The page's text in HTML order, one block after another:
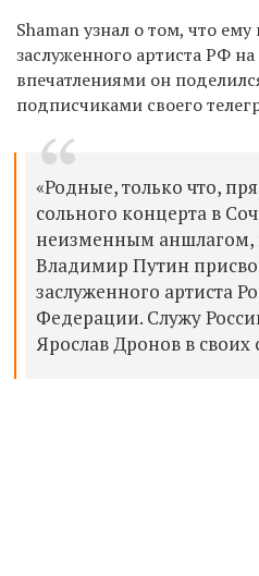
Shaman узнал о том, что
заслуженного артиста РФ
впечатлениями он
подписчиками своего
«Родные, только что,
сольного концерта в
неизменным аншлагом,
Владимир Путин
заслуженного артиста
Федерации. Служу
Ярослав Дронов в своих